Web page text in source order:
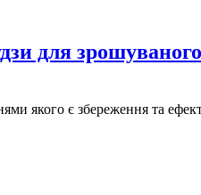
для
якого є збереження та